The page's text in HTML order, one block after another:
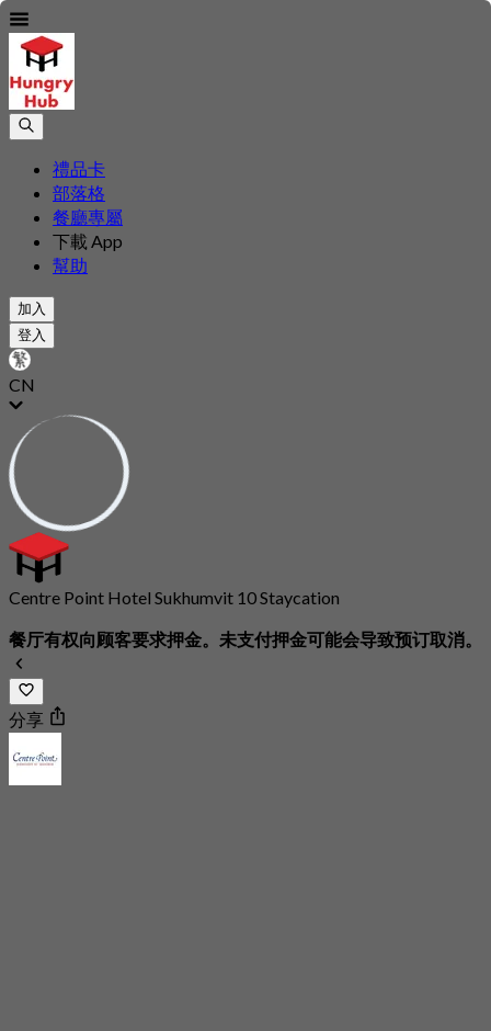
禮品卡
部落格
餐廳專屬
下載 App
幫助
加入
登入
CN
Centre Point Hotel Sukhumvit 10 Staycation
餐厅有权向顾客要求押金。未支付押金可能会导致预订取消。
分享